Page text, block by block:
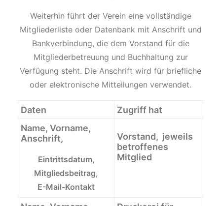
Weiterhin führt der Verein eine vollständige
Mitgliederliste oder Datenbank mit Anschrift und
Bankverbindung, die dem Vorstand für die
Mitgliederbetreuung und Buchhaltung zur
Verfügung steht. Die Anschrift wird für briefliche
oder elektronische Mitteilungen verwendet.
Daten
Zugriff hat
Name, Vorname,
Anschrift,
Eintrittsdatum,
Mitgliedsbeitrag,
E-Mail-Kontakt
Vorstand, jeweils
betroffenes
Mitglied